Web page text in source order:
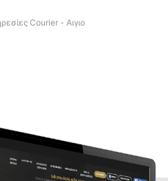
Courier - Αιγιο